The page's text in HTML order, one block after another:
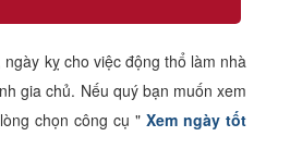
kỵ cho việc động thổ làm nhà
gia chủ. Nếu quý bạn muốn xem
chọn công cụ " Xem ngày tốt